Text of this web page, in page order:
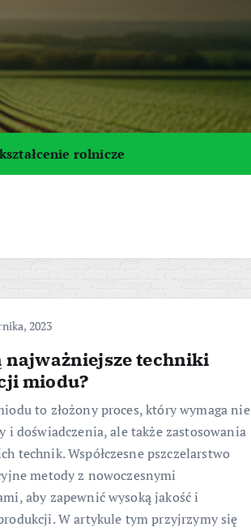
rolnicze
2023
najważniejsze techniki
miodu?
to złożony proces, który wymaga nie
i doświadczenia, ale także zastosowania
technik. Współczesne pszczelarstwo
metody z nowoczesnymi
aby zapewnić wysoką jakość i
W artykule tym przyjrzymy się